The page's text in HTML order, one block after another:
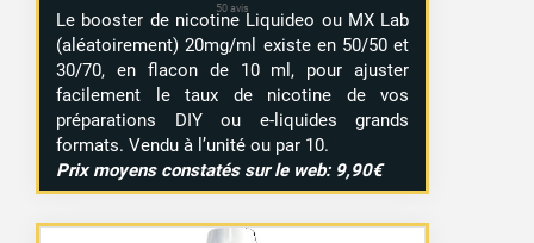
Le booster de nicotine Liquideo ou MX Lab
(aléatoirement) 20mg/ml existe en 50/50 et
30/70, en flacon de 10 ml, pour ajuster
facilement le taux de nicotine de vos
préparations DIY ou e-liquides grands
formats. Vendu à l’unité ou par 10.
Prix moyens constatés sur le web: 9,90€